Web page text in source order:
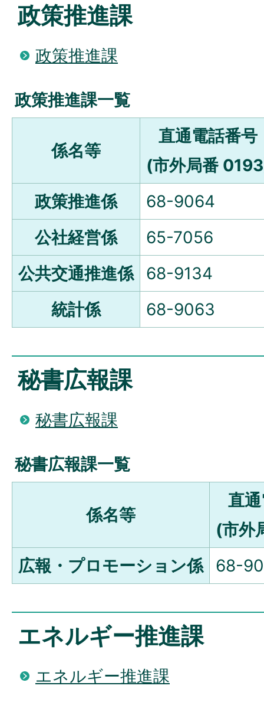
政策推進課
政策推進課
政策推進課一覧
係名等
直通電話番号
(市外局番
政策推進係
68-9064
公社経営係
65-7056
公共交通推進係
68-9134
統計係
68-9063
秘書広報課
秘書広報課
秘書広報課一覧
係名等
直
(市外
広報・プロモーション係
68-
エネルギー推進課
エネルギー推進課